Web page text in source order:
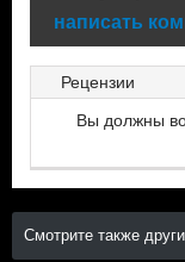
написать
Рецензии
Вы должны
Смотрите также